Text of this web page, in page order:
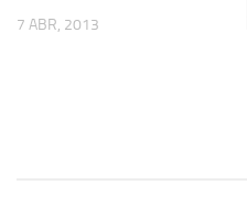
7 ABR, 2013